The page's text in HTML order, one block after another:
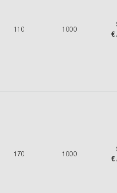
110 1000
€
170 1000
€